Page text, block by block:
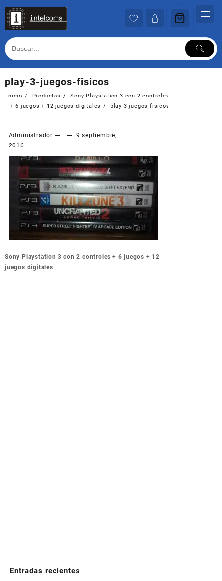
contenido
play-3-juegos-fisicos
Inicio Productos
Sony Playstation 3 con 2 controles
+ 6 juegos + 12 juegos digitales
play-3-juegos-fisicos
Administrador
9 septiembre,
2016
Navegación
de
Sony Playstation 3 con 2 controles + 6 juegos + 12
juegos digitales
Entradas recientes